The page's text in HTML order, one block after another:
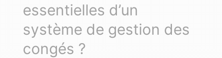
essentielles d’un
système de gestion des
congés ?